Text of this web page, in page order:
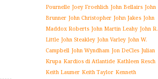
Pournelle Joey Froehlich John Bellairs John
Brunner John Christopher John Jakes John
Maddox Roberts John Martin Leahy John R.
Little John Steakley John Varley John W.
Campbell John Wyndham Jon DeCles Julian
Krupa Kardios di Atlantide Kathleen Resch
Keith Laumer Keith Taylor Kenneth